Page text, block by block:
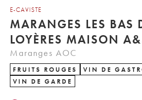
E-CAVISTE
MARANGES LES BAS
LOYÈRES MAISON
Maranges AOC
FRUITS ROUGES
VIN DE
VIN DE GARDE